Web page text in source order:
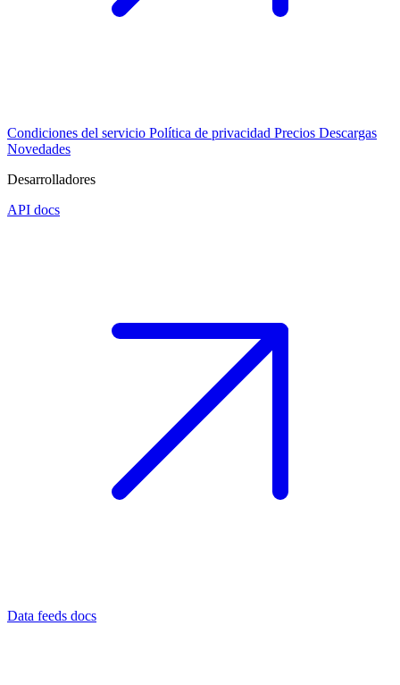
Condiciones del servicio Política de privacidad Precios Descargas
Novedades
Desarrolladores
API docs
Data feeds docs